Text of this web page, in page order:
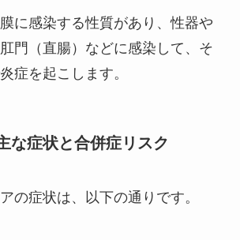
に感染する性質があり、性器や
門（直腸）などに感染して、そ
症を起こします。
な症状と合併症リスク
の症状は、以下の通りです。